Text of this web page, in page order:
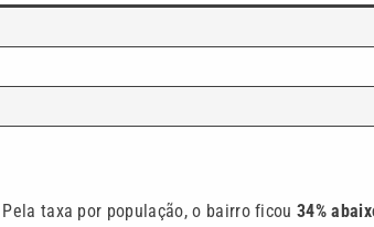
taxa por população, o bairro ficou34%